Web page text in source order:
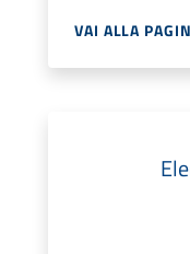
VAI ALLA